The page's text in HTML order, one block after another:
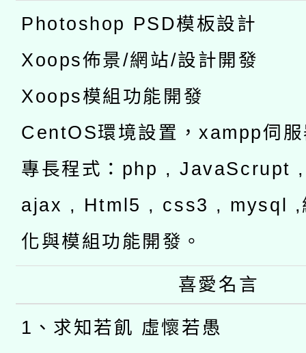
Photoshop PSD模板設計
Xoops佈景/網站/設計開發
Xoops模組功能開發
CentOS環境設置，xampp伺
專長程式：php , JavaScrupt
ajax , Html5 , css3 , mysql ,
化與模組功能開發。
喜愛名言
1、求知若飢 虛懷若愚